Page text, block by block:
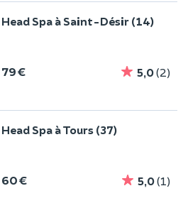
Head Spa à Saint-Désir (14)
79 € 5,0(2)
Head Spa à Tours (37)
60 € 5,0(1)